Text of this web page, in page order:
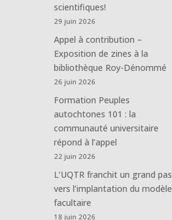
scientifiques!
29 juin 2026
Appel à contribution –
Exposition de zines à la
bibliothèque Roy-Dénommé
26 juin 2026
Formation Peuples
autochtones 101 : la
communauté universitaire
répond à l’appel
22 juin 2026
L’UQTR franchit un grand pas
vers l’implantation du modèle
facultaire
18 juin 2026